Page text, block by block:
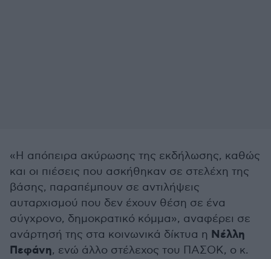
«Η απόπειρα ακύρωσης της εκδήλωσης, καθώς
και οι πιέσεις που ασκήθηκαν σε στελέχη της
βάσης, παραπέμπουν σε αντιλήψεις
αυταρχισμού που δεν έχουν θέση σε ένα
σύγχρονο, δημοκρατικό κόμμα», αναφέρει σε
ανάρτησή της στα κοινωνικά δίκτυα η Νέλλη
Πεφάνη, ενώ άλλο στέλεχος του ΠΑΣΟΚ, ο κ.